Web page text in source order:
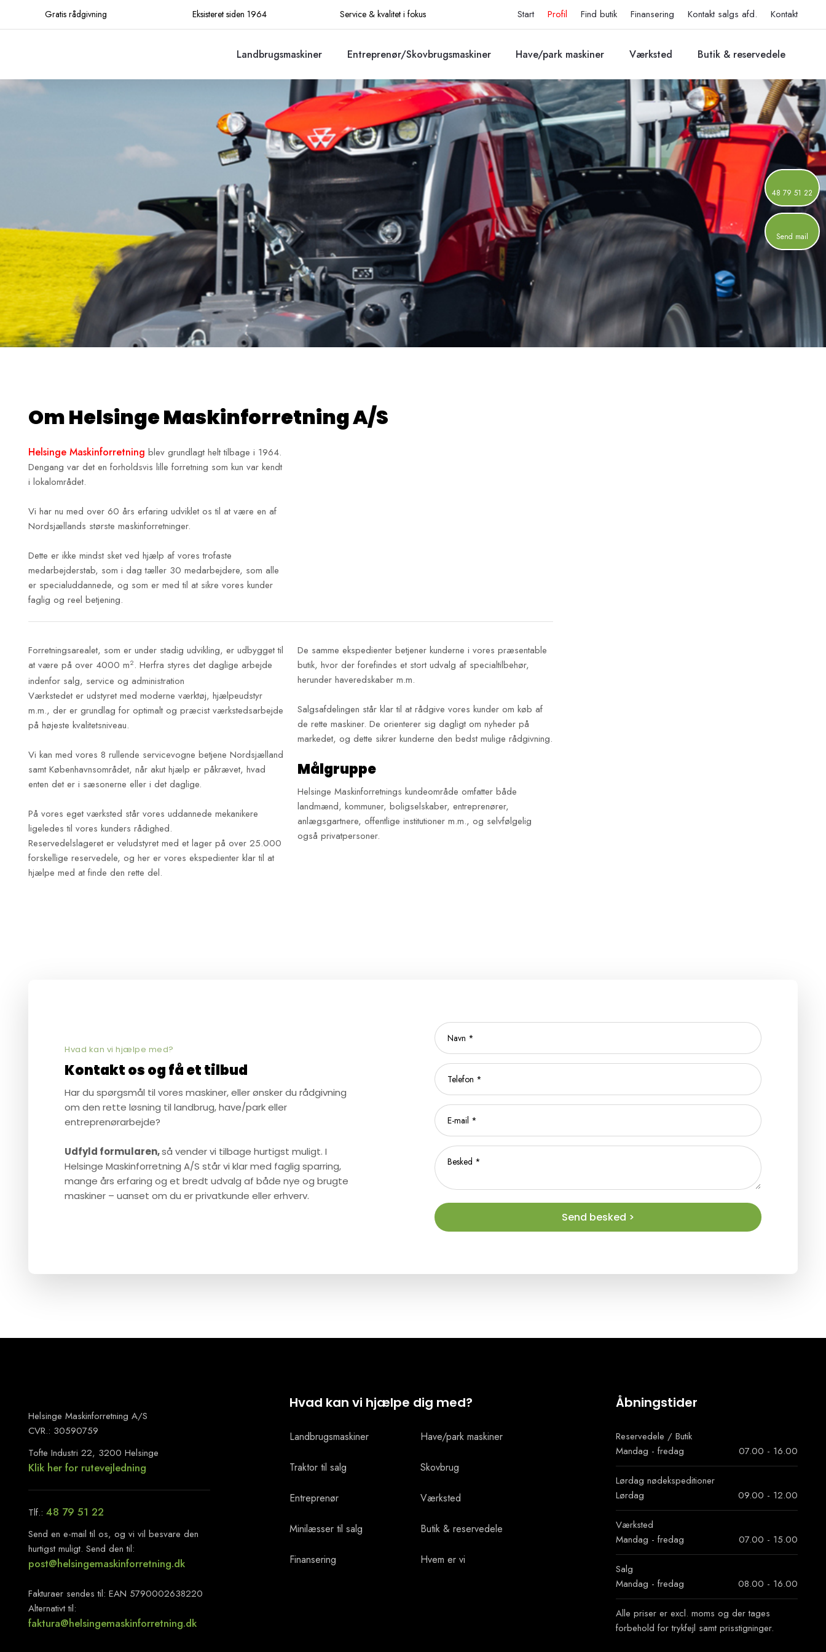
48 79 51 22
Send mail
​Gratis rådgivning ​Eksisteret siden 1964 Service & kvalitet i fokus​ Start Profil Find butik Finansering Kontakt salgs afd. Kontakt
Landbrugsmaskiner Entreprenør/Skovbrugsmaskiner Have/park maskiner Værksted Butik & reservedele
Om Helsinge Maskinforretning A/S​
Helsinge Maskinforretning blev grundlagt helt tilbage i 1964.
Dengang var det en forholdsvis lille forretning som kun var kendt
i lokalområdet.
Vi har nu med over 60 års erfaring udviklet os til at være en af
Nordsjællands største maskinforretninger.
Dette er ikke mindst sket ved hjælp af vores trofaste
medarbejderstab, som i dag tæller 30 medarbejdere, som alle
er specialuddannede, og som er med til at sikre vores kunder
faglig og reel betjening.​
Forretningsarealet, som er under stadig udvikling, er udbygget til
at være på over 4000 m2 . Herfra styres det daglige arbejde
indenfor salg, service og administration
Værkstedet er udstyret med moderne værktøj, hjælpeudstyr
m.m., der er grundlag for optimalt og præcist værkstedsarbejde
på højeste kvalitetsniveau.
Vi kan med vores 8 rullende servicevogne betjene Nordsjælland
samt Københavnsområdet, når akut hjælp er påkrævet, hvad
enten det er i sæsonerne eller i det daglige.
På vores eget værksted står vores uddannede mekanikere
ligeledes til vores kunders rådighed.
Reservedelslageret er veludstyret med et lager på over 25.000
forskellige reservedele, og her er vores ekspedienter klar til at
hjælpe med at finde den rette del.
De samme ekspedienter betjener kunderne i vores præsentable
butik, hvor der forefindes et stort udvalg af specialtilbehør,
herunder haveredskaber m.m.
Salgsafdelingen står klar til at rådgive vores kunder om køb af
de rette maskiner. De orienterer sig dagligt om nyheder på
markedet, og dette sikrer kunderne den bedst mulige rådgivning.
Målgruppe
Helsinge Maskinforretnings kundeområde omfatter både
landmænd, kommuner, boligselskaber, entreprenører,
anlægsgartnere, offentlige institutioner m.m., og selvfølgelig
også privatpersoner.​​
Hvad kan vi hjælpe med?​
Kontakt os og få et tilbud
Har du spørgsmål til vores maskiner, eller ønsker du rådgivning
om den rette løsning til landbrug, have/park eller
entreprenørarbejde?
Udfyld formularen,så vender vi tilbage hurtigst muligt. I
Helsinge Maskinforretning A/S står vi klar med faglig sparring,
mange års erfaring og et bredt udvalg af både nye og brugte
maskiner – uanset om du er privatkunde eller erhverv.
Helsinge Maskinforretning A/S
CVR.: 30590759
Tofte Industri 22, 3200 Helsinge
Klik her for rutevejledning
​Tlf.:48 79 51 22
Send en e-mail til os, og vi vil besvare den
hurtigst muligt. Send den til:
​post@helsingemaskinforretning.dk
Fakturaer sendes til: EAN 5790002638220
Alternativt til:
faktura@helsingemaskinforretning.dk
Hvad kan vi hjælpe dig med?
Landbrugsmaskiner
Traktor til salg
Entreprenør
Minilæsser ​til salg
Finansering
Have/park maskiner
Skovbrug
Værksted
Butik & reservedele
Hvem er vi
Åbningstider
Reservedele / Butik
Mandag - fredag
07.00 - 16.00
Lørdag nødekspeditioner​
Lørdag
09.00 - 12.00
Værksted
Mandag - fredag
07.00 - 15.00
Salg
Mandag - fredag
08.00 - 16.00
Alle priser er excl. moms og der tages
forbehold for trykfejl samt prisstigninger.